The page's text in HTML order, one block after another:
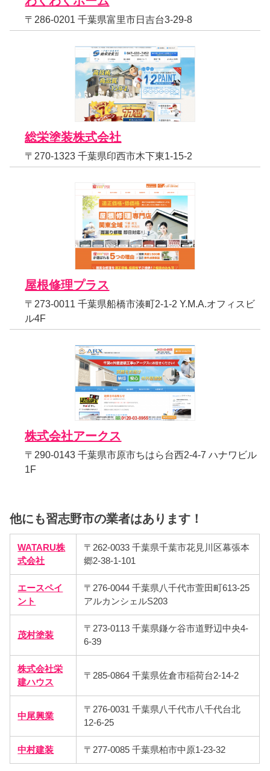
〒286-0201 千葉県富里市日吉台3-29-8
総栄塗装株式会社
〒270-1323 千葉県印西市木下東1-15-2
屋根修理プラス
〒273-0011 千葉県船橋市湊町2-1-2 Y.M.A.オフィスビ
ル4F
株式会社アークス
〒290-0143 千葉県市原市ちはら台西2-4-7 ハナワビル
1F
他にも習志野市の業者はあります！
WATARU株
式会社
〒262-0033 千葉県千葉市花見川区幕張本
郷2-38-1-101
エースペイ
ント
〒276-0044 千葉県八千代市萱田町613-25
アルカンシェルS203
茂村塗装
〒273-0113 千葉県鎌ケ谷市道野辺中央4-
6-39
株式会社栄
建ハウス
〒285-0864 千葉県佐倉市稲荷台2-14-2
中尾興業
〒276-0031 千葉県八千代市八千代台北
12-6-25
中村建装 〒277-0085 千葉県柏市中原1-23-32